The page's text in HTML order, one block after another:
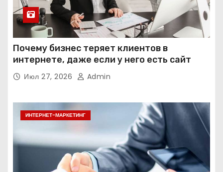
Почему бизнес теряет клиентов в
интернете, даже если у него есть сайт
Июл 27, 2026 Admin
ИНТЕРНЕТ-МАРКЕТИНГ